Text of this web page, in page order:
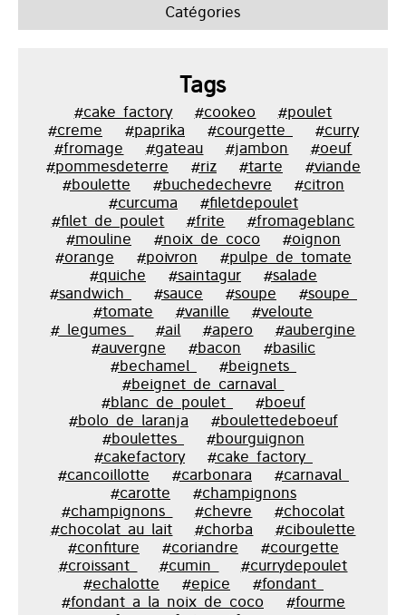
Catégories
Tags
#cake_factory #cookeo
#poulet
#creme
#paprika #courgette_
#curry
#fromage
#gateau #jambon
#oeuf
#pommesdeterre
#riz #tarte
#viande
#boulette
#buchedechevre
#citron
#curcuma
#filetdepoulet
#filet_de_poulet
#frite
#fromageblanc
#mouline
#noix_de_coco
#oignon
#orange
#poivron
#pulpe_de_tomate
#quiche
#saintagur
#salade
#sandwich_
#sauce #soupe
#soupe_
#tomate
#vanille
#veloute
#_legumes_
#ail #apero
#aubergine
#auvergne
#bacon
#basilic
#bechamel_
#beignets_
#beignet_de_carnaval_
#blanc_de_poulet_
#boeuf
#bolo_de_laranja
#boulettedeboeuf
#boulettes_
#bourguignon
#cakefactory
#cake_factory_
#cancoillotte
#carbonara
#carnaval_
#carotte
#champignons
#champignons_
#chevre
#chocolat
#chocolat_au_lait
#chorba
#ciboulette
#confiture
#coriandre
#courgette
#croissant_
#cumin_
#currydepoulet
#echalotte
#epice
#fondant_
#fondant_a_la_noix_de_coco
#fourme